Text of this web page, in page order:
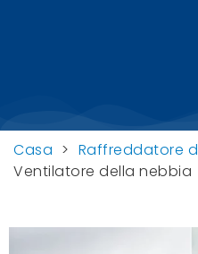
Casa > Raffreddatore
Ventilatore della nebbia